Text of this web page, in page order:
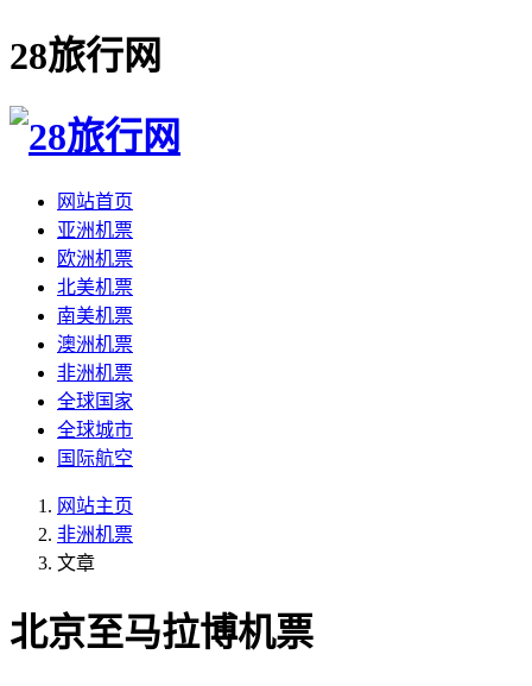
28旅行网
网站首页
亚洲机票
欧洲机票
北美机票
南美机票
澳洲机票
非洲机票
全球国家
全球城市
国际航空
网站主页
非洲机票
文章
北京至马拉博机票